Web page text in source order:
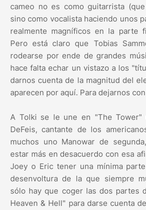
cameo no es como guitarrista
sino como vocalista haciendo unos
realmente magníficos en la parte
Pero está claro que Tobias
rodearse por ende de grandes
hace falta echar un vistazo a los
darnos cuenta de la magnitud del
aparecen por aquí. Para dejarnos
A Tolki se le une en "The Tower"
DeFeis, cantante de los
muchos uno Manowar de
estar más en desacuerdo con esa
Joey o Eric tener una mínima
desenvoltura de la que siempre
sólo hay que coger las dos partes
Heaven & Hell" para darse cuenta